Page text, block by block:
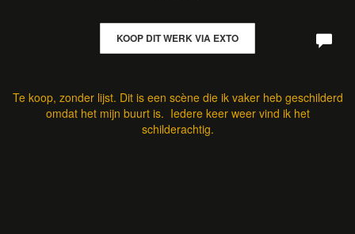
KOOP DIT WERK VIA EXTO
Te koop, zonder lijst. Dit is een scène die ik vaker heb geschilderd
omdat het mijn buurt is. Iedere keer weer vind ik het
schilderachtig.